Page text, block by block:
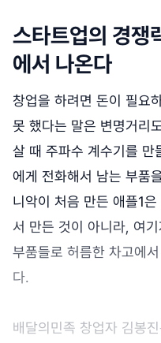
스타트업의 경쟁
에서 나온다
창업을 하려면 돈이 필요
못 했다는 말은 변명거리
살 때 주파수 계수기를 만
에게 전화해서 남는 부품
니악이 처음 만든 애플1
서 만든 것이 아니라, 여
부품들로 허름한 차고에
다.
배달의민족 창업자 김봉